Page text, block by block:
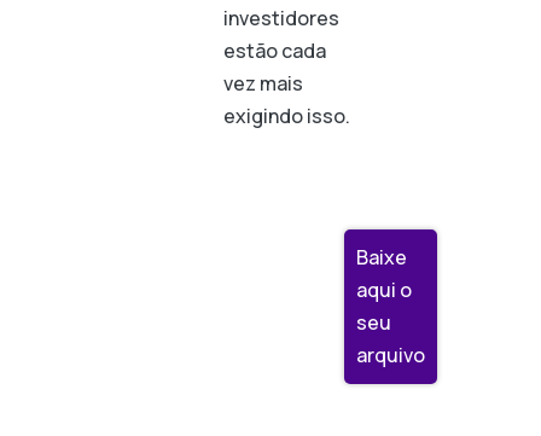
investidores
estão cada
vez mais
exigindo isso.
Baixe
aqui o
seu
arquivo